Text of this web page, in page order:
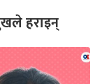
हराइन्